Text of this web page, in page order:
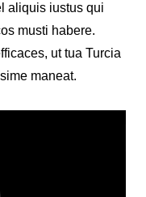
aliquis iustus qui
musti habere.
ut tua Turcia
maneat.